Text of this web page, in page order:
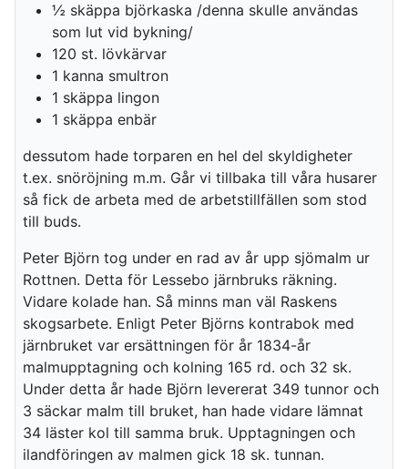
½ skäppa björkaska /denna skulle användas
som lut vid bykning/
120 st. lövkärvar
1 kanna smultron
1 skäppa lingon
1 skäppa enbär
dessutom hade torparen en hel del skyldigheter
t.ex. snöröjning m.m. Går vi tillbaka till våra husarer
så fick de arbeta med de arbetstillfällen som stod
till buds.
Peter Björn tog under en rad av år upp sjömalm ur
Rottnen. Detta för Lessebo järnbruks räkning.
Vidare kolade han. Så minns man väl Raskens
skogsarbete. Enligt Peter Björns kontrabok med
järnbruket var ersättningen för år 1834-år
malmupptagning och kolning 165 rd. och 32 sk.
Under detta år hade Björn levererat 349 tunnor och
3 säckar malm till bruket, han hade vidare lämnat
34 läster kol till samma bruk. Upptagningen och
ilandföringen av malmen gick 18 sk. tunnan.